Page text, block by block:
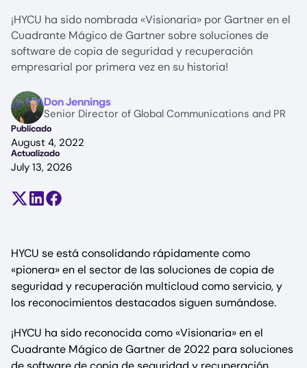
¡HYCU ha sido nombrada «Visionaria» por Gartner en el
Cuadrante Mágico de Gartner sobre soluciones de
software de copia de seguridad y recuperación
empresarial por primera vez en su historia!
ImageDon Jennings
Senior Director of Global Communications and PR
Publicado
August 4, 2022
Actualizado
July 13, 2026
Compartir en X (antes Twitter)
Compartir en LinkedIn
Compartir en Facebook
HYCU se está consolidando rápidamente como
«pionera» en el sector de las soluciones de copia de
seguridad y recuperación multicloud como servicio, y
los reconocimientos destacados siguen sumándose.
¡HYCU ha sido reconocida como «Visionaria» en el
Cuadrante Mágico de Gartner de 2022 para soluciones